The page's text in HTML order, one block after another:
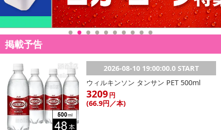
掲載予告
2026-08-10 19:00:00.0 START
ウィルキンソン タンサン PET 500ml
3209円
(66.9円 ／本)